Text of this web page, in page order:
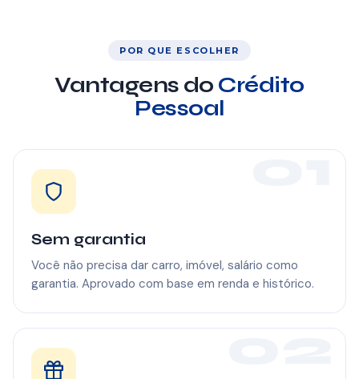
POR QUE ESCOLHER
Vantagens do Crédito
Pessoal
01
Sem garantia
Você não precisa dar carro, imóvel, salário como
garantia. Aprovado com base em renda e histórico.
02